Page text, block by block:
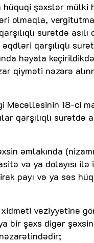
hüquqi şəxslər mülki
olmaqla, vergitutma
surətdə
qarşılıqlı
həyata
qiyməti nəzərə
Məcəlləsinin 18-ci
qarşılıqlı surətdə
əmlakında
və ya dolayısı ilə
payı və ya səs
vəziyyətinə
bir şəxs digər